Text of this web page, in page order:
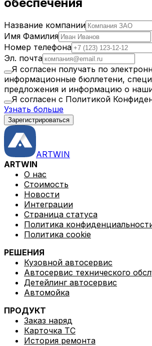
Отчеты о работах
Отчеты о запчастях
Отчеты о субконтрактах
Вспомогательные инструменты
VIN декодирование
Автозаполнение юр. лиц
Автозаполнение марок и моделей
Шаблоны работ
Коммуникация
Каналы эл. почты
СМС каналы
Каналы чата
ARTWIN Интеллект
Решения на основе ИИ
Используйте возможности ИИ для
вашего автосервиса. Наши решения
обеспечивают интеллектуальную
автоматизируют рутинные задачи и
рабочие процессы для
Детейлинг автосервис
Профессиональный автосервис,
специализирующийся на детейлинге
типов транспортных средств
Автомойка
Комплексная мойка автомобилей
гарантирующая безупречный
Название компании
Имя Фамилия
Номер телефона
Эл. почта
Я согласен получать по
информационные бюллетени,
предложения и информацию о
Я согласен с Политикой
Узнать больше
Зарегистрироваться
ARTWIN
ARTWIN
О нас
Стоимость
Новости
Интеграции
Страница статуса
Политика
Политика cookie
РЕШЕНИЯ
Кузовной автосервис
Автосервис технического
Детейлинг автосервис
Автомойка
ПРОДУКТ
Заказ наряд
Карточка ТС
История ремонта